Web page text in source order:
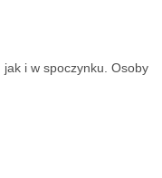
jak i w spoczynku. Osoby